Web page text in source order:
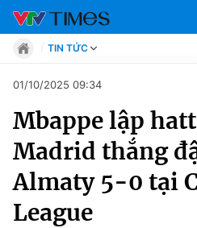
Chuyên mục
Tin tức
Move
TIN TỨC
Move
Phong cách
Chân dung
Sự kiện
Bóng đá
Thể thao điện tử
Các môn khác
01/10/2025 09:34
Mbappe lập
Madrid thắng
Almaty 5-0 tại
League